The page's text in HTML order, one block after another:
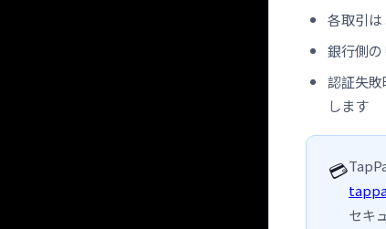
各取引は
銀行側
認証失
します
💳
セキ